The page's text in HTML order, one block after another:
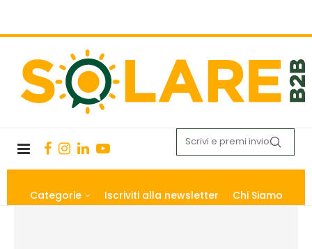
Categorie Iscriviti alla newsletter Chi Siamo